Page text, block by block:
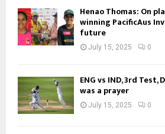
Henao Thomas: On
winning PacificAus
future
July 15, 2025 0
ENG vs IND, 3rd Test,
was a prayer
July 15, 2025 0